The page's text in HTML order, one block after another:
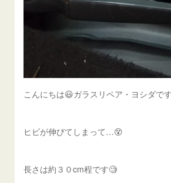
こんにちは😃ガラスリペア・ヨシダで
ヒビが伸びてしまって…😵
長さは約３０cm程です🧐